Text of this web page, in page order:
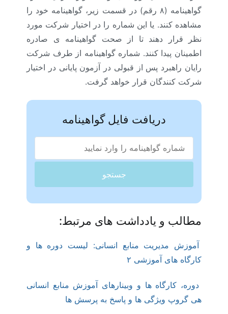
گواهینامه (۸ رقم) در قسمت زیر، گواهینامه خود را
مشاهده کنند. یا این شماره را در اختیار شرکت مورد
نظر قرار دهند تا از صحت گواهینامه ی صادره
اطمینان پیدا کنند. شماره گواهینامه از طرف شرکت
رایان راهبرد پس از قبولی در آزمون پایانی در اختیار
شرکت کنندگان قرار خواهد گرفت.
دریافت فایل گواهینامه
جستجو
مطالب و یادداشت های مرتبط:
آموزش مدیریت منابع انسانی: لیست دوره ها و
کارگاه های آموزشی ۲
دوره، کارگاه ها و وبینارهای آموزش منابع انسانی
هی گروپ ویژگی ها و پاسخ به پرسش ها